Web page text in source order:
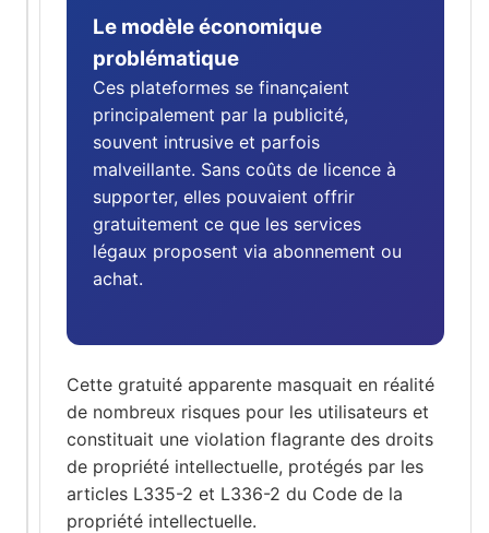
Le modèle économique
problématique
Ces plateformes se finançaient
principalement par la publicité,
souvent intrusive et parfois
malveillante. Sans coûts de licence à
supporter, elles pouvaient offrir
gratuitement ce que les services
légaux proposent via abonnement ou
achat.
Cette gratuité apparente masquait en réalité
de nombreux risques pour les utilisateurs et
constituait une violation flagrante des droits
de propriété intellectuelle, protégés par les
articles L335-2 et L336-2 du Code de la
propriété intellectuelle.